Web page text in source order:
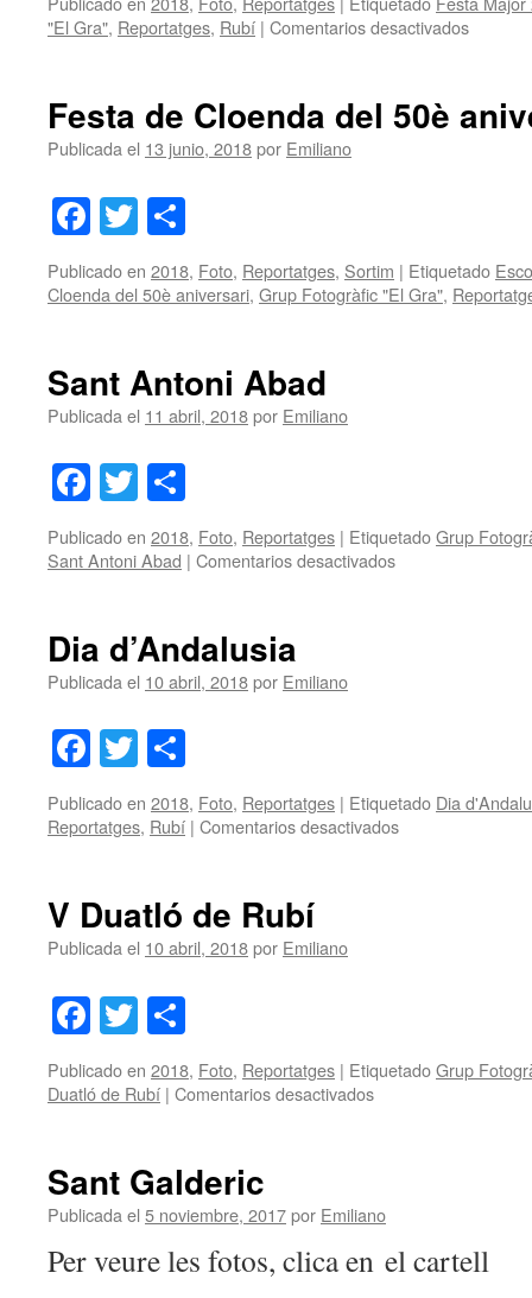
"El Gra", Reportatges, Rubí | Comentarios desactivadosen
2018
Festa de Cloenda del 50è
Publicada el 13 junio, 2018por Emiliano
Facebook
Twitter
Publicado en 2018, Foto, Reportatges, Sortim | Etiquetado
Cloenda del 50è aniversari, Grup Fotogràfic "El Gra",
Sant Antoni Abad
Publicada el 11 abril, 2018por Emiliano
Facebook
Twitter
Publicado en 2018, Foto, Reportatges | EtiquetadoGrup
Sant Antoni Abad | Comentarios desactivadosen
Dia d’Andalusia
Publicada el 10 abril, 2018por Emiliano
Facebook
Twitter
Publicado en 2018, Foto, Reportatges | Etiquetado Dia
Reportatges, Rubí | Comentarios desactivadosen
V Duatló de Rubí
Publicada el 10 abril, 2018por Emiliano
Facebook
Twitter
Publicado en 2018, Foto, Reportatges | EtiquetadoGrup
Duatló de Rubí | Comentarios desactivadosen
Sant Galderic
Publicada el 5 noviembre, 2017por Emiliano
Per veure les fotos, clica en el cartell